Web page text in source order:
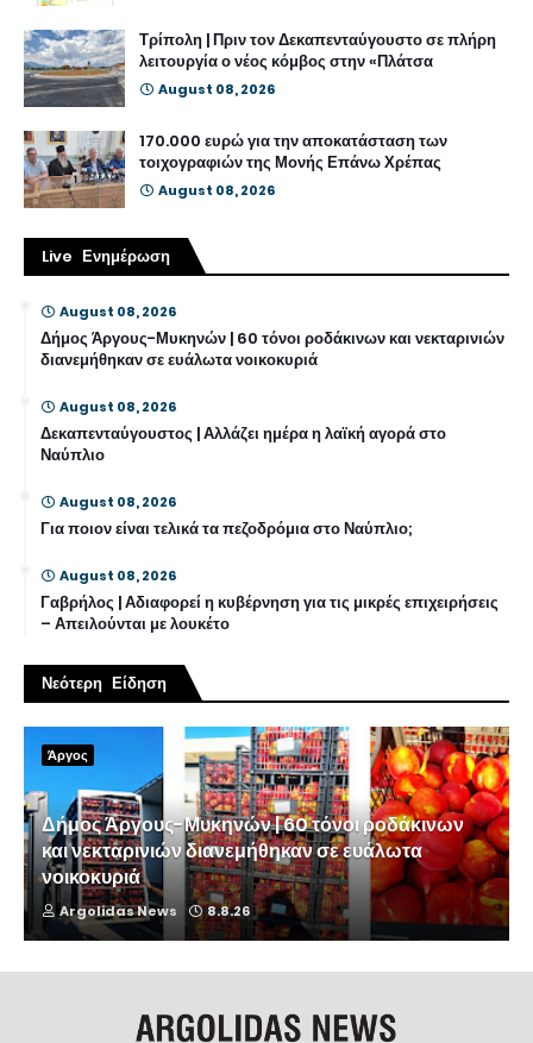
Τρίπολη | Πριν τον Δεκαπενταύγουστο σε πλήρη
λειτουργία ο νέος κόμβος στην «Πλάτσα
August 08, 2026
170.000 ευρώ για την αποκατάσταση των
τοιχογραφιών της Μονής Επάνω Χρέπας
August 08, 2026
Live Ενημέρωση
August 08, 2026
Δήμος Άργους-Μυκηνών | 60 τόνοι ροδάκινων και νεκταρινιών
διανεμήθηκαν σε ευάλωτα νοικοκυριά
August 08, 2026
Δεκαπενταύγουστος | Αλλάζει ημέρα η λαϊκή αγορά στο
Ναύπλιο
August 08, 2026
Για ποιον είναι τελικά τα πεζοδρόμια στο Ναύπλιο;
August 08, 2026
Γαβρήλος | Αδιαφορεί η κυβέρνηση για τις μικρές επιχειρήσεις
– Απειλούνται με λουκέτο
Νεότερη Είδηση
Άργος
Δήμος Άργους-Μυκηνών | 60 τόνοι ροδάκινων
και νεκταρινιών διανεμήθηκαν σε ευάλωτα
νοικοκυριά
Argolidas News 8.8.26